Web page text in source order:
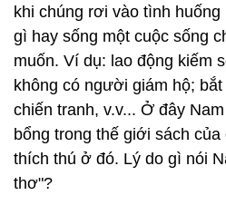
khi chúng rơi vào tình
gì hay sống một cuộc sống
muốn. Ví dụ: lao động kiếm
không có người giám hộ;
chiến tranh, v.v... Ở đây
bổng trong thế giới sách
thích thú ở đó. Lý do gì nói
thơ"?